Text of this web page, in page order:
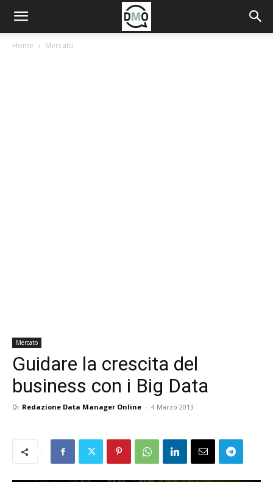
Home Mercato
Mercato
Guidare la crescita del
business con i Big Data
Di Redazione Data Manager Online - 4 Marzo 2013